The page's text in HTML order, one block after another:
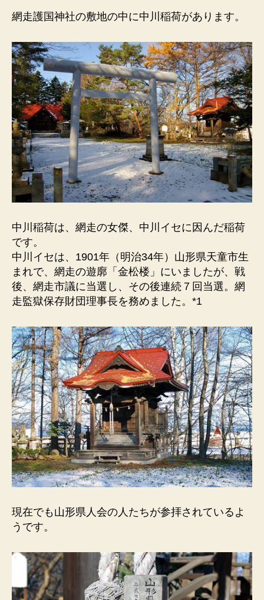
へ
の
網走護国神社の敷地の中に中川稲荷があります。
中川稲荷は、網走の女傑、中川イセに因んだ稲荷
です。
中川イセは、1901年（明治34年）山形県天童市生
まれで、網走の遊廓「金松楼」にいましたが、戦
後、網走市議に当選し、その後連続７回当選。網
走監獄保存財団理事長を務めました。*1
現在でも山形県人会の人たちが参拝されているよ
うです。